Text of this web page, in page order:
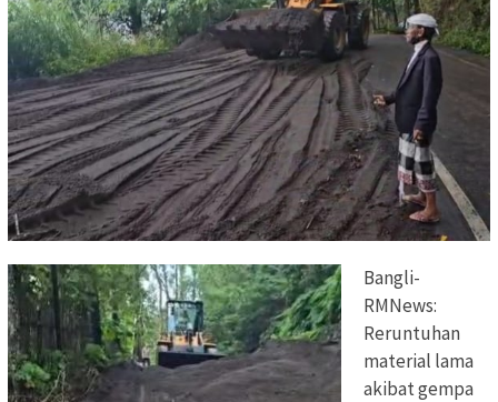
Bangli-
RMNews:
Reruntuhan
material lama
akibat gempa